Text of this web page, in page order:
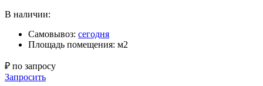
В наличии:
Самовывоз: сегодня
Площадь помещения: м2
₽ по запросу
Запросить